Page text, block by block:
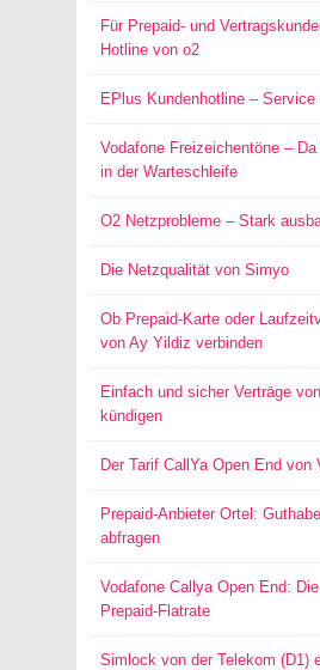
Für Prepaid- und
Hotline von o2
EPlus Kundenhotline – Service
Vodafone Freizeichentöne –
in der Warteschleife
O2 Netzprobleme – Stark
Die Netzqualität von Simyo
Ob Prepaid-Karte oder
von Ay Yildiz verbinden
Einfach und sicher Verträge
kündigen
Der Tarif CallYa Open End von
Prepaid-Anbieter Ortel:
abfragen
Vodafone Callya Open End:
Prepaid-Flatrate
Simlock von der Telekom (D1)